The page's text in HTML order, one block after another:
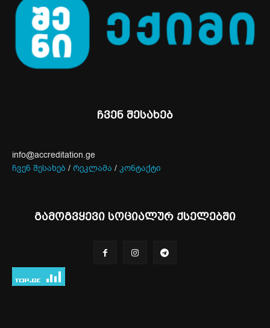
ჩვენ შესახებ
info@accreditation.ge
ჩვენ შესახებ / რეკლამა / კონტაქტი
გამოგვყევი სოციალურ ქსელებში